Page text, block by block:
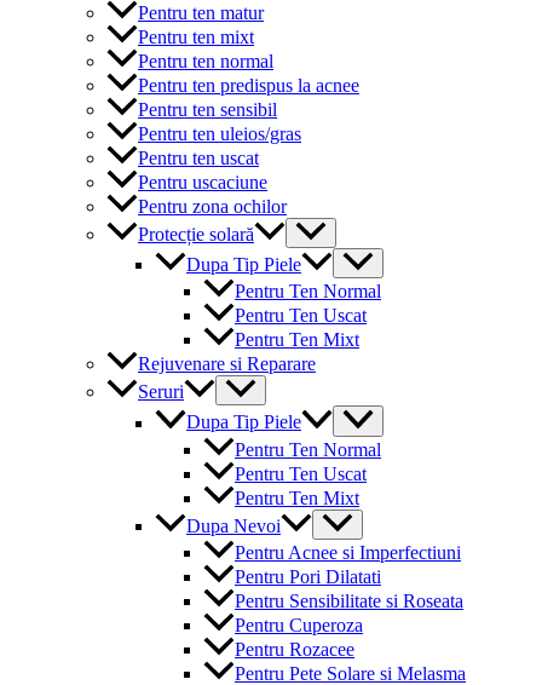
Pentru ten matur
Pentru ten mixt
Pentru ten normal
Pentru ten predispus la acnee
Pentru ten sensibil
Pentru ten uleios/gras
Pentru ten uscat
Pentru uscaciune
Pentru zona ochilor
Protecție solară
Menu
Toggle
Dupa Tip Piele
Menu
Toggle
Pentru Ten Normal
Pentru Ten Uscat
Pentru Ten Mixt
Rejuvenare si Reparare
Seruri
Menu
Toggle
Dupa Tip Piele
Menu
Toggle
Pentru Ten Normal
Pentru Ten Uscat
Pentru Ten Mixt
Dupa Nevoi
Menu
Toggle
Pentru Acnee si Imperfectiuni
Pentru Pori Dilatati
Pentru Sensibilitate si Roseata
Pentru Cuperoza
Pentru Rozacee
Pentru Pete Solare si Melasma